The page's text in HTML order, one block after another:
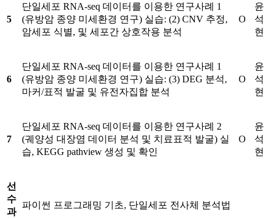
5
단일세포 RNA-seq 데이터를 이용한 연구사례 1
(유방암 종양 미세환경 연구) 실습: (2) CNV 추정,
암세포 식별, 및 세포간 상호작용 분석
O
윤
석
현
6
단일세포 RNA-seq 데이터를 이용한 연구사례 1
(유방암 종양 미세환경 연구) 실습: (3) DEG 분석,
마커/표적 발굴 및 유전자집합 분석
O
윤
석
현
7
단일세포 RNA-seq 데이터를 이용한 연구사례 2
(궤양성 대장염 데이터 분석 및 치료표적 발굴) 실
습, KEGG pathview 생성 및 확인
O
윤
석
현
선
수
과
파이썬 프로그래밍 기초, 단일세포 전사체 분석법